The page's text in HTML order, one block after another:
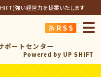
強い経営力を提案いたします
ップシフト合
ポートセンター
Powered by UP SHIFT